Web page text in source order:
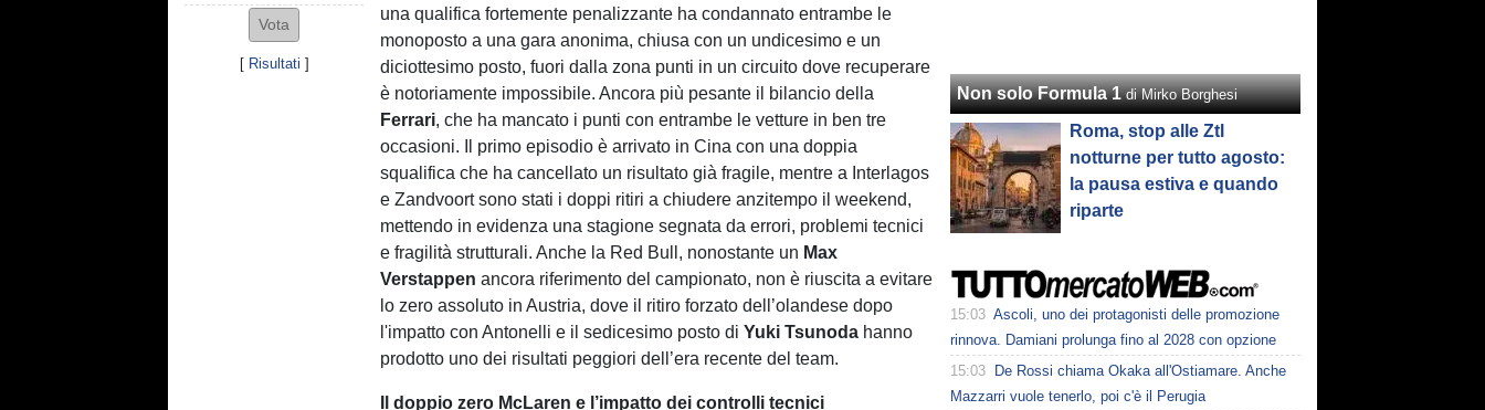
[ Risultati ]
una qualifica fortemente penalizzante ha condannato entrambe le
monoposto a una gara anonima, chiusa con un undicesimo e un
diciottesimo posto, fuori dalla zona punti in un circuito dove recuperare
è notoriamente impossibile. Ancora più pesante il bilancio della
Ferrari, che ha mancato i punti con entrambe le vetture in ben tre
occasioni. Il primo episodio è arrivato in Cina con una doppia
squalifica che ha cancellato un risultato già fragile, mentre a Interlagos
e Zandvoort sono stati i doppi ritiri a chiudere anzitempo il weekend,
mettendo in evidenza una stagione segnata da errori, problemi tecnici
e fragilità strutturali. Anche la Red Bull, nonostante un Max
Verstappen ancora riferimento del campionato, non è riuscita a evitare
lo zero assoluto in Austria, dove il ritiro forzato dell’olandese dopo
l'impatto con Antonelli e il sedicesimo posto diYuki Tsunoda hanno
prodotto uno dei risultati peggiori dell’era recente del team.
Il doppio zero McLaren e l’impatto dei controlli tecnici
Non solo Formula 1 di Mirko Borghesi
Roma, stop alle Ztl
notturne per tutto agosto:
la pausa estiva e quando
riparte
15:03 Ascoli, uno dei protagonisti delle promozione
rinnova. Damiani prolunga fino al 2028 con opzione
15:03
De Rossi chiama Okaka all'Ostiamare. Anche
Mazzarri vuole tenerlo, poi c'è il Perugia